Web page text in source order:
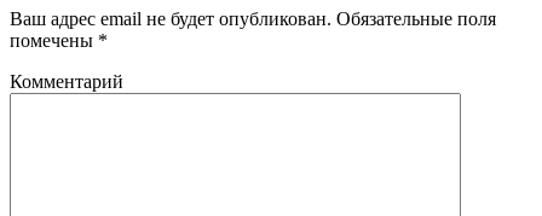
Ваш адрес email не будет опубликован. Обязательные поля
помечены *
Комментарий